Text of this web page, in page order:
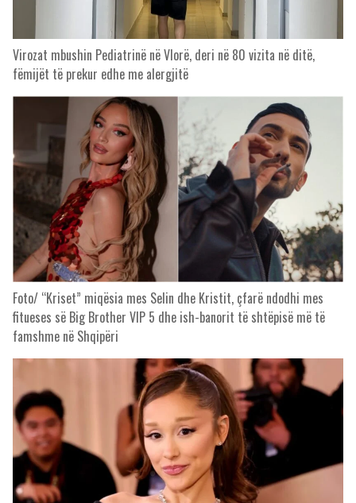
Virozat mbushin Pediatrinë në Vlorë, deri në 80 vizita në ditë,
fëmijët të prekur edhe me alergjitë
Foto/ “Kriset” miqësia mes Selin dhe Kristit, çfarë ndodhi mes
fitueses së Big Brother VIP 5 dhe ish-banorit të shtëpisë më të
famshme në Shqipëri